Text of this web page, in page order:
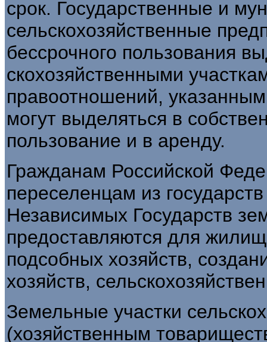
срок. Государственные и
сельскохозяйственные
бессрочного пользования
скохозяйственными
правоотноше­ний,
могут выделяться в
пользование и в аренду.
Гражданам Российской
переселенцам из
Независимых Государств
предоставляются для
подсобных хозяйств,
хо­зяйств,
Земельные участки
(хозяй­ственным